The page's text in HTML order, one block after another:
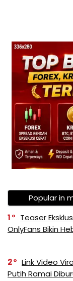
Popular in
1
Teaser
OnlyFans Bikin
2
Link Video
Putih Ramai